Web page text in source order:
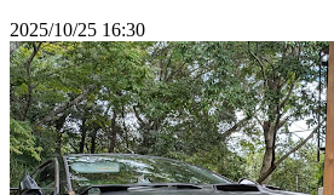
2025/10/25 16:30